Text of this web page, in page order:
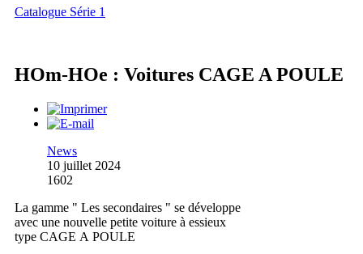
Catalogue Série 1
HOm-HOe : Voitures CAGE A POULE
News
10 juillet 2024
1602
La gamme " Les secondaires " se développe
avec une nouvelle petite voiture à essieux
type CAGE A POULE